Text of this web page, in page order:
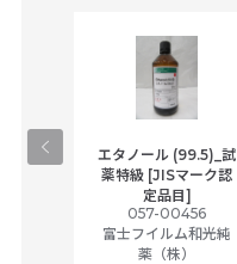
エタノール (99.5)_試
薬特級 [JISマーク認
定品目]
057-00456
富士フイルム和光純
薬（株）